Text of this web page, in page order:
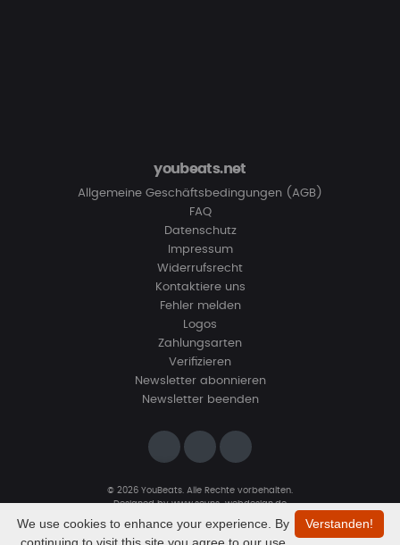
youbeats.net
Allgemeine Geschäftsbedingungen (AGB)
FAQ
Datenschutz
Impressum
Widerrufsrecht
Kontaktiere uns
Fehler melden
Logos
Zahlungsarten
Verifizieren
Newsletter abonnieren
Newsletter beenden
© 2026 YouBeats. Alle Rechte vorbehalten.
Designed bywww.sevns-webdesign.de
Verstanden!
We use cookies to enhance your experience. By